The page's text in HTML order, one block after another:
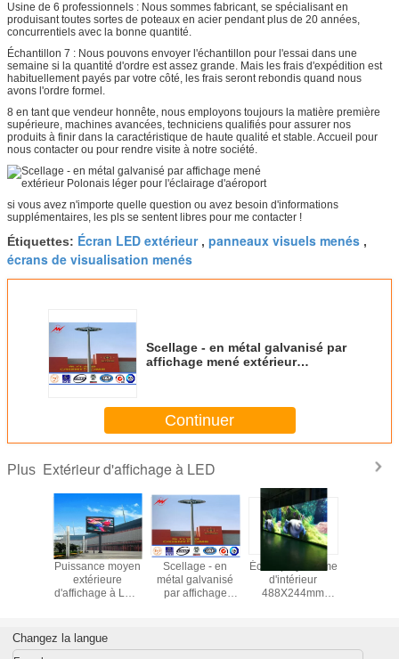
Usine de 6 professionnels : Nous sommes fabricant, se spécialisant en
produisant toutes sortes de poteaux en acier pendant plus de 20 années,
concurrentiels avec la bonne quantité.
Échantillon 7 : Nous pouvons envoyer l'échantillon pour l'essai dans une
semaine si la quantité d'ordre est assez grande. Mais les frais d'expédition est
habituellement payés par votre côté, les frais seront rebondis quand nous
avons l'ordre formel.
8 en tant que vendeur honnête, nous employons toujours la matière première
supérieure, machines avancées, techniciens qualifiés pour assurer nos
produits à finir dans la caractéristique de haute qualité et stable. Accueil pour
nous contacter ou pour rendre visite à notre société.
si vous avez n'importe quelle question ou avez besoin d'informations
supplémentaires, les pls se sentent libres pour me contacter !
Étiquettes: Écran LED extérieur, panneaux visuels menés ,
écrans de visualisation menés
Scellage - en métal galvanisé par
affichage mené extérieur
Continuer
Plus Extérieur d'affichage à LED
P5
Puissance moyen
extérieure
d'affichage à LED
150W/㎡
Scellage - en
métal galvanisé
par affichage
d'aéroport
Écran polychrome
d'intérieur
488X244mm
P7.62mm
Changez la langue